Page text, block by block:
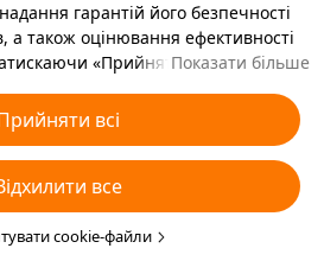
гарантій його безпечності
а також оцінювання ефективності
«Прийняти всі», ви
на вашому пристрої,
Ви також можете вибрати
для необов’язкових cookie-файлів
файлів ви згодні прийняти, а які
«Налаштувати cookie-
або зайшовши в розділ
Показати більше
всі
все
cookie-файли